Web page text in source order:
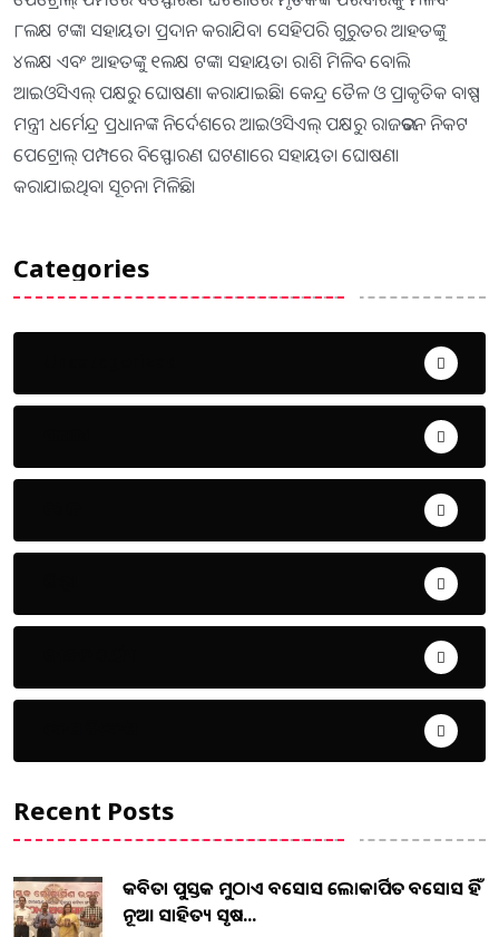
୮ଲକ୍ଷ ଟଙ୍କା ସହାୟତା ପ୍ରଦାନ କରାଯିବ। ସେହିପରି ଗୁରୁତର ଆହତଙ୍କୁ
୪ଲକ୍ଷ ଏବଂ ଆହତଙ୍କୁ ୧ଲକ୍ଷ ଟଙ୍କା ସହାୟତା ରାଶି ମିଳିବ ବୋଲି
ଆଇଓସିଏଲ୍‌ ପକ୍ଷରୁ ଘୋଷଣା କରାଯାଇଛି। କେନ୍ଦ୍ର ତୈଳ ଓ ପ୍ରାକୃତିକ ବାଷ୍ପ
ମନ୍ତ୍ରୀ ଧର୍ମେନ୍ଦ୍ର ପ୍ରଧାନଙ୍କ ନିର୍ଦେଶରେ ଆଇଓସିଏଲ୍ ପକ୍ଷରୁ ରାଜଭବନ ନିକଟ
ପେଟ୍ରୋଲ୍‌ ପମ୍ପରେ ବିସ୍ଫୋରଣ ଘଟଣାରେ ସହାୟତା ଘୋଷଣା
କରାଯାଇଥିବା ସୂଚନା ମିଳିଛି।
Categories
Recent Posts
କବିତା ପୁସ୍ତକ ମୁଠାଏ ଅବସୋସ ଲୋକାର୍ପିତ ଅବସୋସ ହିଁ
ନୂଆ ସାହିତ୍ୟ ସୃଷ...